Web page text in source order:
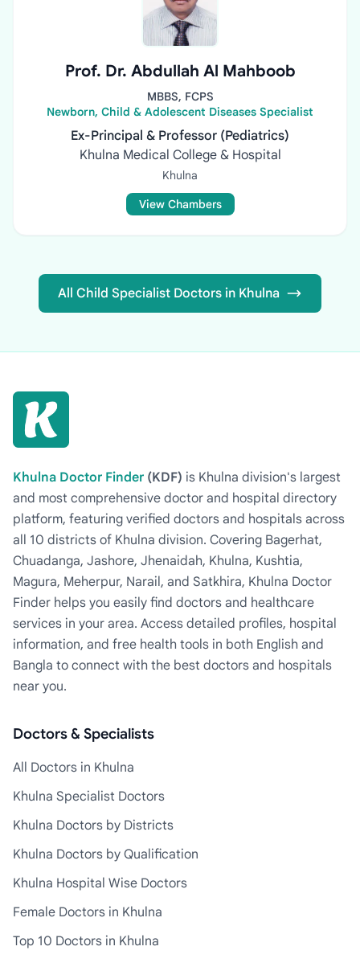
Prof. Dr. Abdullah Al Mahboob
MBBS, FCPS
Newborn, Child & Adolescent Diseases Specialist
Ex-Principal & Professor (Pediatrics)
Khulna Medical College & Hospital
Khulna
View Chambers
All Child Specialist Doctors in Khulna
Khulna Doctor Finder (KDF) is Khulna division's largest
and most comprehensive doctor and hospital directory
platform, featuring verified doctors and hospitals across
all 10 districts of Khulna division. Covering Bagerhat,
Chuadanga, Jashore, Jhenaidah, Khulna, Kushtia,
Magura, Meherpur, Narail, and Satkhira, Khulna Doctor
Finder helps you easily find doctors and healthcare
services in your area. Access detailed profiles, hospital
information, and free health tools in both English and
Bangla to connect with the best doctors and hospitals
near you.
Doctors & Specialists
All Doctors in Khulna
Khulna Specialist Doctors
Khulna Doctors by Districts
Khulna Doctors by Qualification
Khulna Hospital Wise Doctors
Female Doctors in Khulna
Top 10 Doctors in Khulna